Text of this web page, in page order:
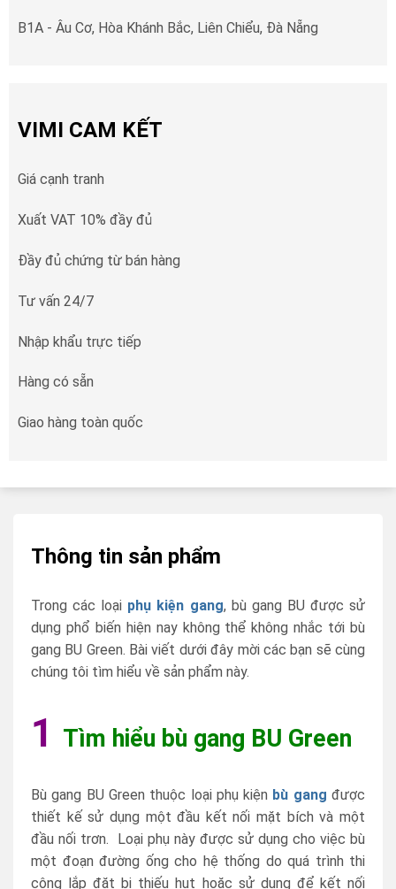
B1A - Âu Cơ, Hòa Khánh Bắc, Liên Chiểu, Đà Nẵng
VIMI CAM KẾT
Giá cạnh tranh
Xuất VAT 10% đầy đủ
Đầy đủ chứng từ bán hàng
Tư vấn 24/7
Nhập khẩu trực tiếp
Hàng có sẵn
Giao hàng toàn quốc
Thông tin sản phẩm
Trong các loại phụ kiện gang, bù gang BU được sử
dụng phổ biến hiện nay không thể không nhắc tới bù
gang BU Green. Bài viết dưới đây mời các bạn sẽ cùng
chúng tôi tìm hiểu về sản phẩm này.
1 Tìm hiểu bù gang BU Green
Bù gang BU Green thuộc loại phụ kiện bù gang được
thiết kế sử dụng một đầu kết nối mặt bích và một
đầu nối trơn. Loại phụ này được sử dụng cho việc bù
một đoạn đường ống cho hệ thống do quá trình thi
công lắp đặt bị thiếu hụt hoặc sử dụng để kết nối